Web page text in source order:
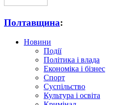
Полтавщина:
Новини
Події
Політика і влада
Економіка і бізнес
Спорт
Суспільство
Культура і освіта